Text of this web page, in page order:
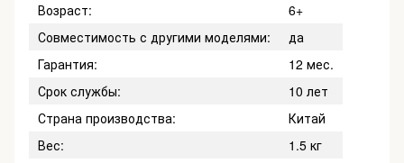
Возраст:
6+
Совместимость с другими моделями:
да
Гарантия:
12 мес.
Срок службы:
10 лет
Страна производства:
Китай
Вес:
1.5 кг